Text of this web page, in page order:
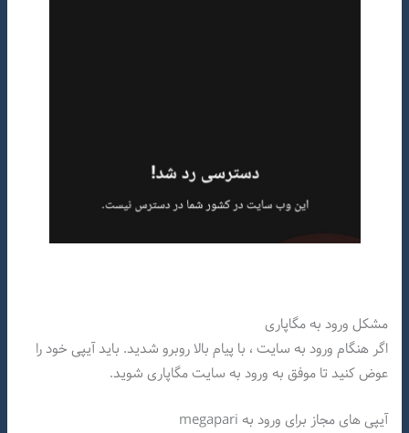
مشکل ورود به مگاپاری
اگر هنگام ورود به سایت ، با پیام بالا روبرو شدید. باید آیپی خود را
عوض کنید تا موفق به ورود به سایت مگاپاری شوید.
آیپی های مجاز برای ورود به megapari